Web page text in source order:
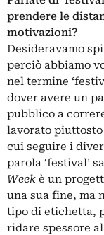
prendere le
motivazioni?
Desideravamo
perciò abbiamo
nel termine
dover avere un
pubblico a
lavorato
cui seguire i
parola ‘festival’
Week è un
una sua fine, ma
tipo di etichetta,
ridare spessore